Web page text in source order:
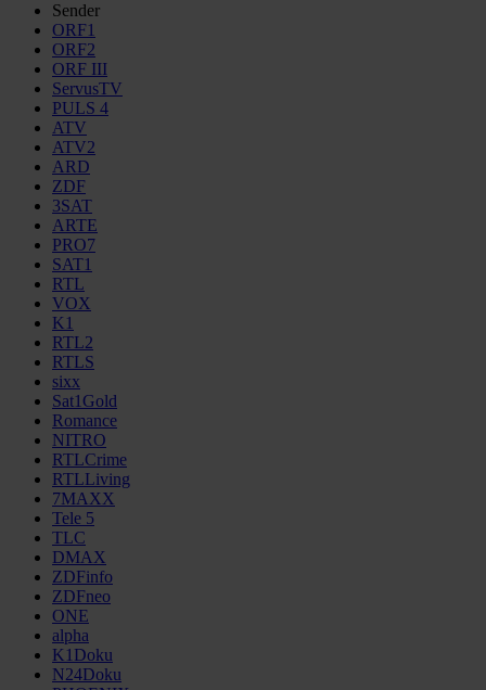
Sender
ORF1
ORF2
ORF III
ServusTV
PULS 4
ATV
ATV2
ARD
ZDF
3SAT
ARTE
PRO7
SAT1
RTL
VOX
K1
RTL2
RTLS
sixx
Sat1Gold
Romance
NITRO
RTLCrime
RTLLiving
7MAXX
Tele 5
TLC
DMAX
ZDFinfo
ZDFneo
ONE
alpha
K1Doku
N24Doku